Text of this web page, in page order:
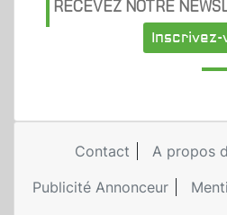
RECEVEZ NOTRE
Inscrivez-
Contact
A propos
Publicité Annonceur